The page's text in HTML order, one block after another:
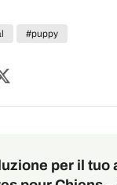
#puppy
per il tuo